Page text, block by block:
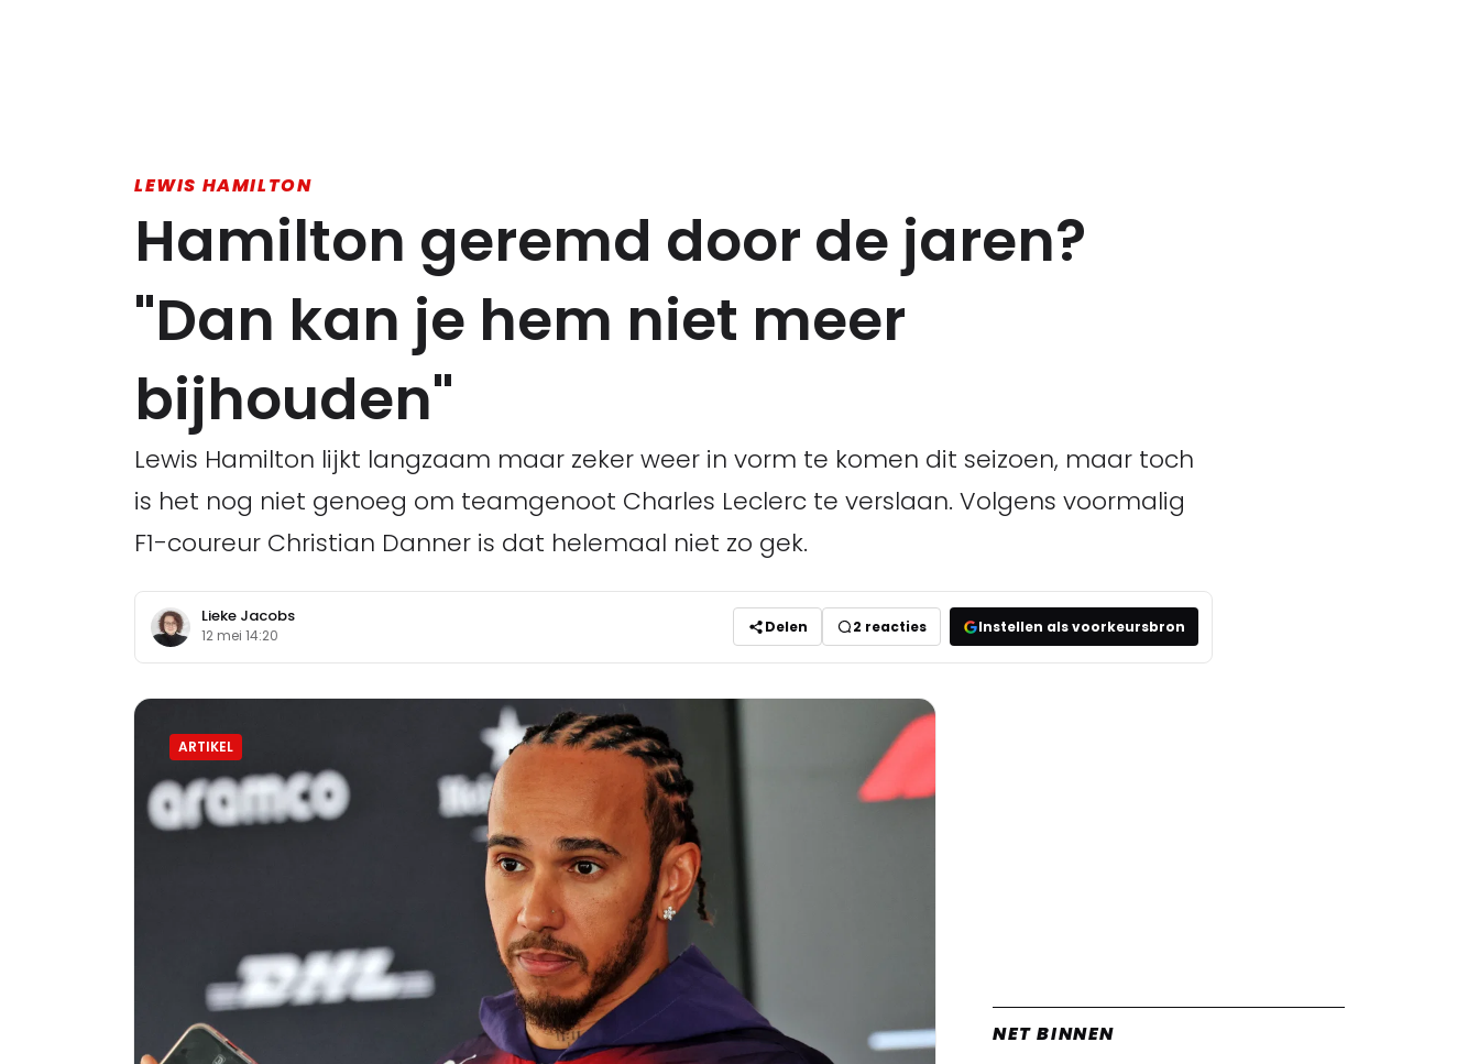
LEWIS HAMILTON
Hamilton geremd door de jaren?
"Dan kan je hem niet meer
bijhouden"
Lewis Hamilton lijkt langzaam maar zeker weer in vorm te komen dit seizoen, maar toch
is het nog niet genoeg om teamgenoot Charles Leclerc te verslaan. Volgens voormalig
F1-coureur Christian Danner is dat helemaal niet zo gek.
Lieke Jacobs
12 mei 14:20 Delen 2 reacties Instellen als voorkeursbron
ARTIKEL
NET BINNEN